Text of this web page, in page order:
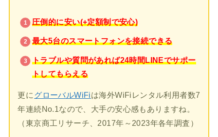
圧倒的に安い(+定額制で安心)
最大5台のスマートフォンを接続できる
トラブルや質問があれば24時間LINEでサポー
トしてもらえる
更に グローバルWiFiは海外WiFiレンタル利用者数7
年連続No.1なので、大手の安心感もありますね。
（東京商工リサーチ、2017年～2023年各年調査）